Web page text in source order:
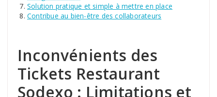
Solution pratique et simple à mettre en place
Contribue au bien-être des collaborateurs
Inconvénients des
Tickets Restaurant
Sodexo : Limitations et